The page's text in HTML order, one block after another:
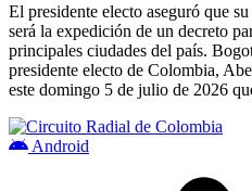
urbana desde el 7 de
El presidente electo aseguró que
será la expedición de un decreto
principales ciudades del país.
presidente electo de Colombia,
este domingo 5 de julio de 2026
Android